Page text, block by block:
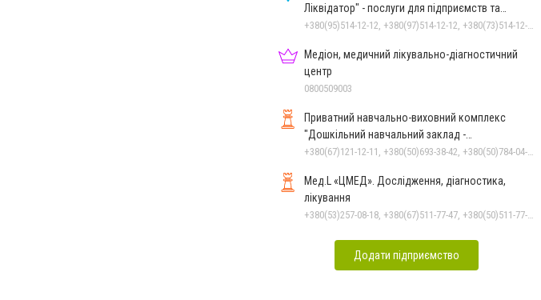
Ліквідатор" - послуги для підприємств та
населення
Медіон, медичний лікувально-діагностичний
центр
0800509003
Приватний навчально-виховний комплекс
"Дошкільний навчальний заклад -
спеціалізована школа" О.Данько
Мед.L «ЦМЕД». Дослідження, діагностика,
лікування
Додати підприємство